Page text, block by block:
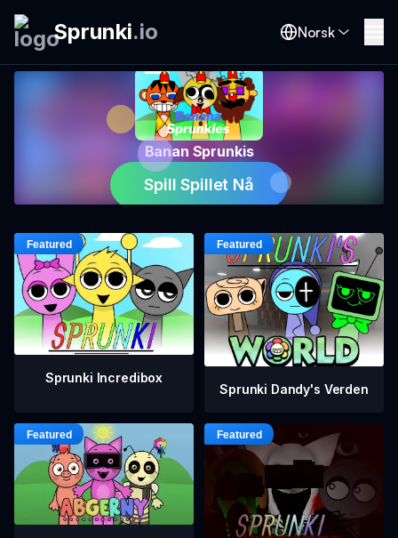
Sprunki.io Norsk
Banan Sprunkis
Spill Spillet Nå
Sprunki Incredibox
Sprunki Dandy's Verden